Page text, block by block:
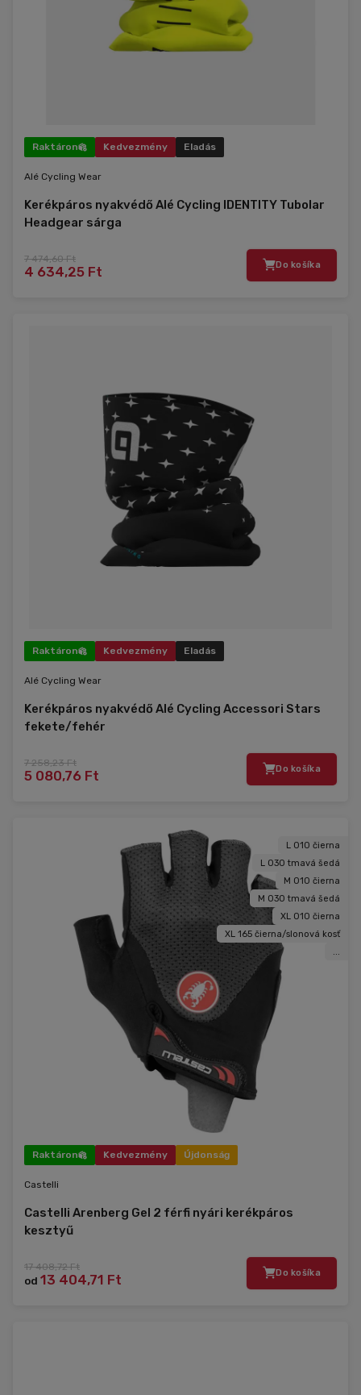
Raktáron Kedvezmény Eladás
Alé Cycling Wear
Kerékpáros nyakvédő Alé Cycling IDENTITY Tubolar
Headgear sárga
7 474,60 Ft
4 634,25 Ft Do košíka
Raktáron Kedvezmény Eladás
Alé Cycling Wear
Kerékpáros nyakvédő Alé Cycling Accessori Stars
fekete/fehér
7 258,23 Ft
5 080,76 Ft Do košíka
L 010 čierna
L 030 tmavá šedá
M 010 čierna
M 030 tmavá šedá
XL 010 čierna
XL 165 čierna/slonová kosť
...
Raktáron Kedvezmény Újdonság
Castelli
Castelli Arenberg Gel 2 férfi nyári kerékpáros
kesztyű
17 408,72 Ft
od 13 404,71 Ft Do košíka